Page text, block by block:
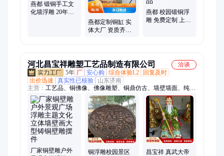
燕都 锻铜手工文
化墙浮雕 20年老
燕都定制铜缸 实
体大厂 资质齐全
燕都 校园锻铜浮
雕 免费定制 上门
河北昌宝祥雕塑工艺品制造有限公司
洽谈
5年 厂 安心购 综合体验L2
回复及时
出价迅速
真实性已核验
山东济南
主营： 工艺品、铜佛像、佛像雕塑、铜鼎仿古、墙壁墙面、纯铜
鼎摆件
厂家铜壁雕户外
铜浮雕校园景区
昌宝祥 真武大帝